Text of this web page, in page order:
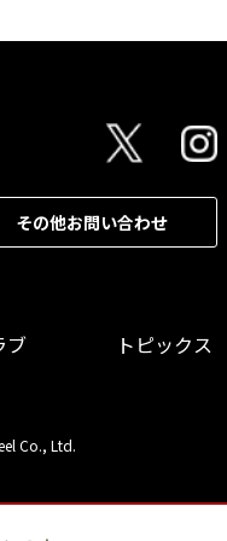
その他お問い合わせ
ブ トピックス
Co., Ltd.